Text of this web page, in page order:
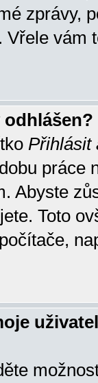
zprávy,
Vřele vám
Přihlásit
práce
Abyste
Toto